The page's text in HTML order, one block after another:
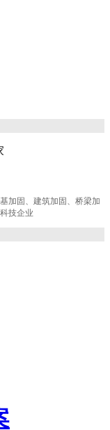
加固、建筑加固、桥梁加
技企业